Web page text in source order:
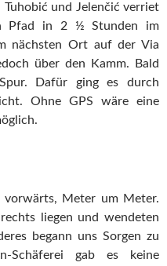
und Jelenčić verriet
Pfad in 2 ½ Stunden im
nächsten Ort auf der Via
über den Kamm. Bald
Dafür ging es durch
Ohne GPS wäre eine
vorwärts, Meter um Meter.
liegen und wendeten
begann uns Sorgen zu
Schäferei gab es keine